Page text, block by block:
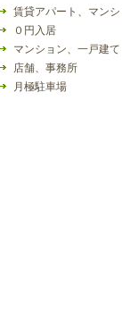
賃貸アパート、マンシ
０円入居
マンション、一戸建て
店舗、事務所
月極駐車場